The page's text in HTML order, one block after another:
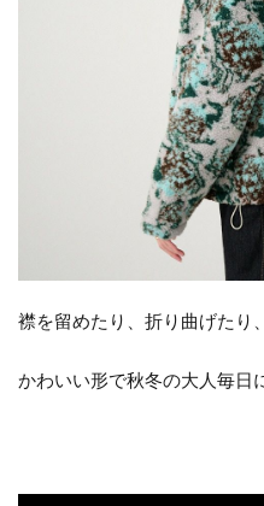
襟を留めたり、折り曲げたり
かわいい形で秋冬の大人毎日